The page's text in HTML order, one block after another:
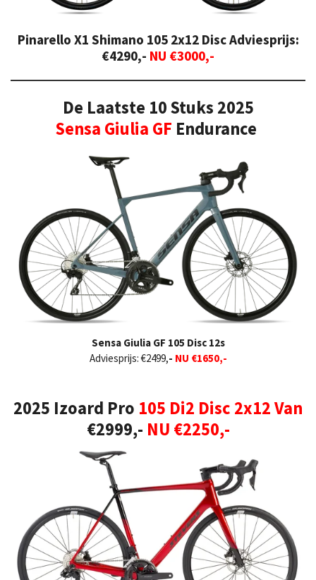
Pinarello X1 Shimano 105 2x12 DiscAdviesprijs:
€4290,- NU €3000,-
De Laatste 10 Stuks 2025
Sensa Giulia GF Endurance
Sensa Giulia GF 105 Disc 12s
Adviesprijs:€2499,- NU €1650,-
2025 Izoard Pro 105 Di2 Disc 2x12 Van
€2999,- NU €2250,-